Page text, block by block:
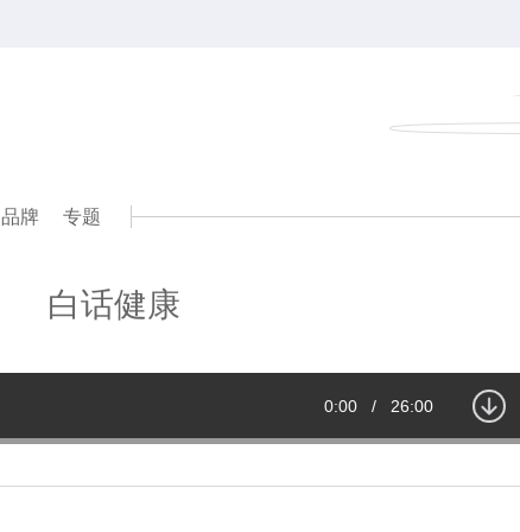
品牌 专题
白话健康
Current
0:00 / Duration
26:00